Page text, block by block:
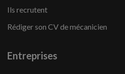
Ils recrutent
Rédiger son CV de mécanicien
Entreprises